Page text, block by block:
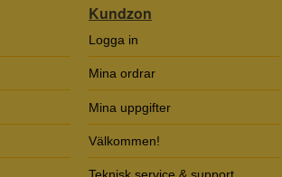
Kundzon
Logga in
Mina ordrar
Mina uppgifter
Välkommen!